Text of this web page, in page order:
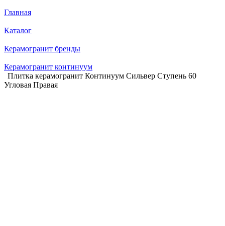
Главная
Каталог
Керамогранит бренды
Керамогранит континуум
Плитка керамогранит Континуум Сильвер Ступень 60
Угловая Правая